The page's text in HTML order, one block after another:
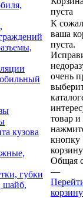
кузова
губки
шайб,
пуста
К
ваша
пуста.
очень
товар и
кнопку
Общая
—
корзину